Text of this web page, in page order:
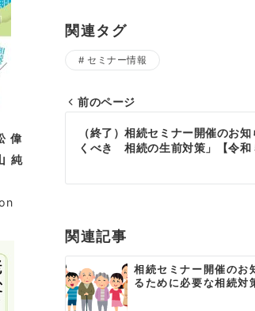
関連タグ
セミナー情報
ナ
ゲ
ー
前のページ
（終了）相続セミナー開催のお
くべき 相続の生前対策」【令和
関連記事
相続セミナー開催のお
るために必要な相続対
偉
純